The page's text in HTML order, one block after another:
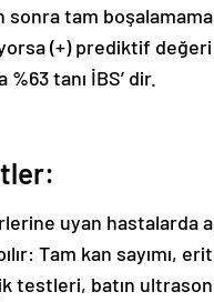
sonra tam
(+) prediktif
tanı İBS’ dir.
uyan hastalarda
Tam kan sayımı,
testleri, batın